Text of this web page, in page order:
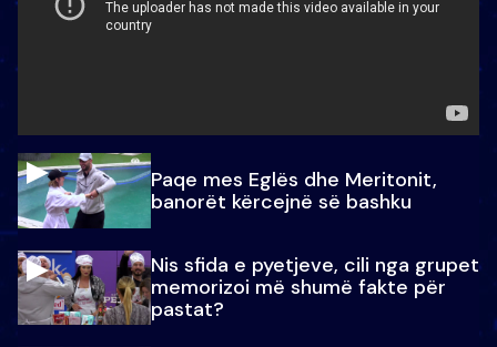
Paqe mes Eglës dhe Meritonit,
banorët kërcejnë së bashku
Nis sfida e pyetjeve, cili nga grupet
memorizoi më shumë fakte për
pastat?